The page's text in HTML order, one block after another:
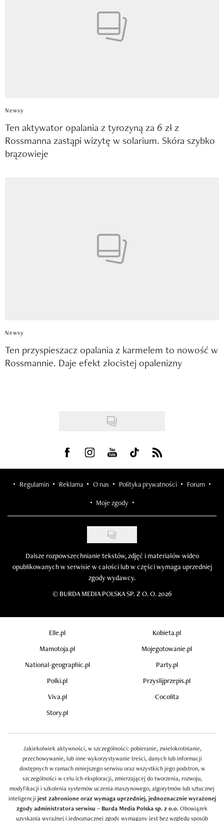
Newsy
Ten aktywator opalania z tyrozyną za 6 zł z
Rossmanna zastąpi wizytę w solarium. Skóra szybko
brązowieje
Newsy
Ten przyspieszacz opalania z karmelem to nowość w
Rossmannie. Daje efekt złocistej opalenizny
Visit us on Facebook
Visit us on Instagram
Visit us on Youtube
Visit us on Tiktok
Visit us on Rss
Regulamin Reklama O nas Polityka prywatności Forum
Moje zgody
Dalsze rozpowszechnianie tekstów, zdjęć i materiałów wideo
opublikowanych w serwisie w całości lub w części wymaga uprzedniej
zgody wydawcy.
© BURDA MEDIA POLSKA SP. Z O. O. 2026
Elle.pl
Kobieta.pl
Mamotoja.pl
Mojegotowanie.pl
National-geographic.pl
Party.pl
Polki.pl
Przyslijprzepis.pl
Viva.pl
Cocolita
Story.pl
Jakiekolwiek aktywności, w szczególności: pobieranie, zwielokrotnianie,
przechowywanie, lub inne wykorzystywanie treści, danych lub informacji
dostępnych w ramach niniejszego serwisu oraz wszystkich jego podstron, w
szczególności w celu ich eksploracji, zmierzającej do tworzenia, rozwoju,
modyfikacji i szkolenia systemów uczenia maszynowego, algorytmów lub sztucznej
inteligencji jest zabronione oraz wymaga uprzedniej, jednoznacznie wyrażonej
zgody administratora serwisu – Burda Media Polska sp. z o.o.Obowiązek
uzyskania wyraźnej i jednoznacznej zgody wymagany jest bez względu sposób